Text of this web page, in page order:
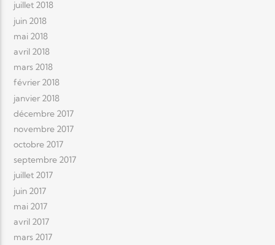
juillet 2018
juin 2018
mai 2018
avril 2018
mars 2018
février 2018
janvier 2018
décembre 2017
novembre 2017
octobre 2017
septembre 2017
juillet 2017
juin 2017
mai 2017
avril 2017
mars 2017